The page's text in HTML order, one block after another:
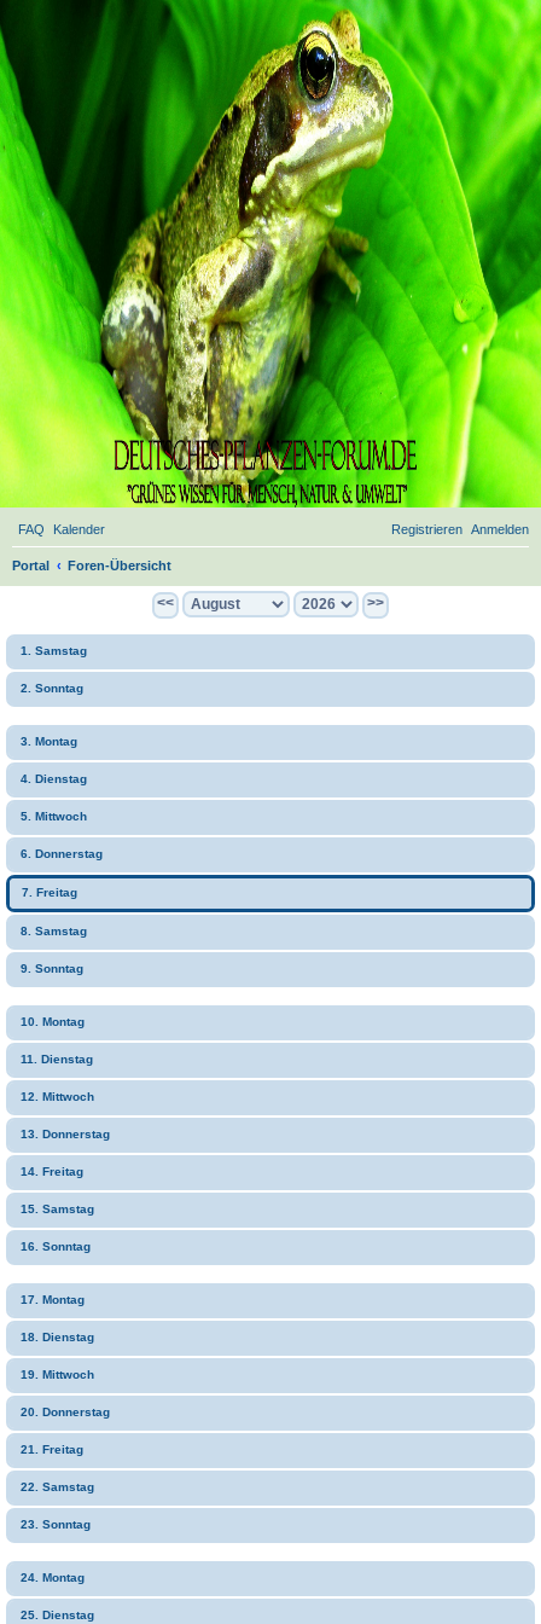
FAQ Kalender Anmelden
Registrieren
Portal Foren-Übersicht
e
<< >>
1. Samstag
2. Sonntag
3. Montag
4. Dienstag
5. Mittwoch
6. Donnerstag
7. Freitag
8. Samstag
9. Sonntag
10. Montag
11. Dienstag
12. Mittwoch
13. Donnerstag
14. Freitag
15. Samstag
16. Sonntag
17. Montag
18. Dienstag
19. Mittwoch
20. Donnerstag
21. Freitag
22. Samstag
23. Sonntag
24. Montag
25. Dienstag